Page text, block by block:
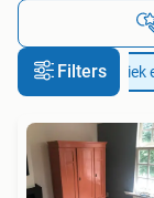
FiltersAntiek